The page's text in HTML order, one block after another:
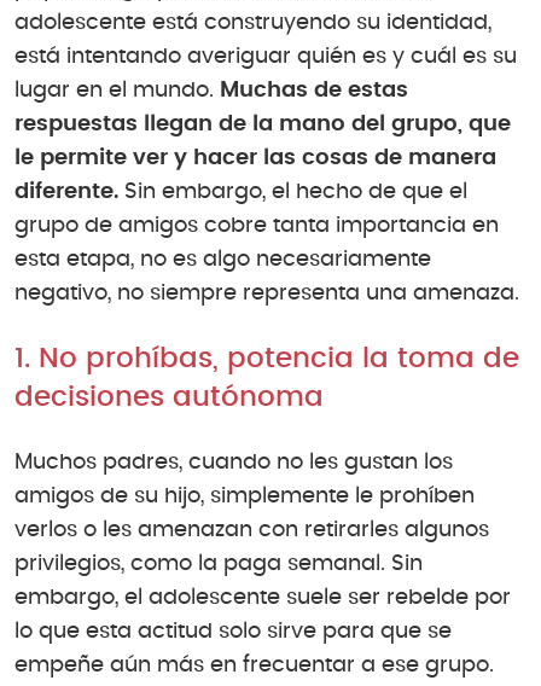
adolescente está construyendo su identidad,
está intentando averiguar quién es y cuál es su
lugar en el mundo. Muchas de estas
respuestas llegan de la mano del grupo, que
le permite ver y hacer las cosas de manera
diferente. Sin embargo, el hecho de que el
grupo de amigos cobre tanta importancia en
esta etapa, no es algo necesariamente
negativo, no siempre representa una amenaza.
1. No prohíbas, potencia la toma de
decisiones autónoma
Muchos padres, cuando no les gustan los
amigos de su hijo, simplemente le prohíben
verlos o les amenazan con retirarles algunos
privilegios, como la paga semanal. Sin
embargo, el adolescente suele ser rebelde por
lo que esta actitud solo sirve para que se
empeñe aún más en frecuentar a ese grupo.